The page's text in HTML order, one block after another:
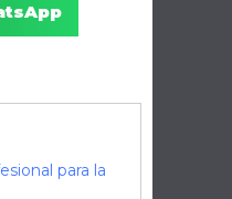
para la